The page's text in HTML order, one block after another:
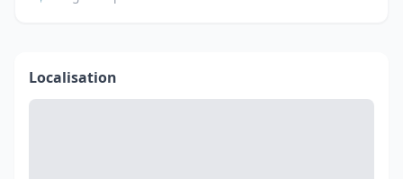
Localisation